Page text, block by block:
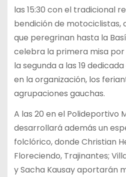
las 15:30 con el tradicional
bendición de motociclistas,
que peregrinan hasta la
celebra la primera misa por
la segunda a las 19
en la organización, los
agrupaciones gauchas.
A las 20 en el Polideportivo
desarrollará además un
folclórico, donde Christian
Floreciendo, Trajinantes;
y Sacha Kausay aportarán